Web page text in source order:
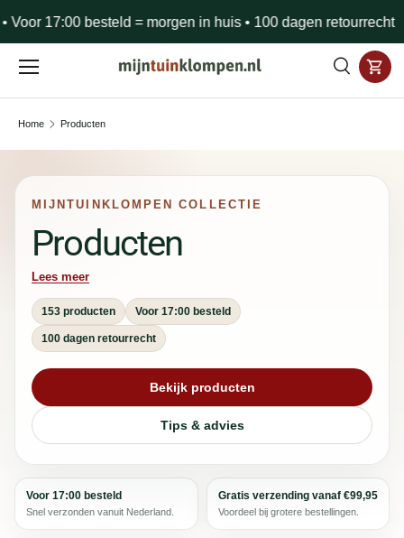
17:00 besteld = morgen in huis • 100 dagen retourrecht •
Zoeken
Zoeken
Home Producten
MIJNTUINKLOMPEN COLLECTIE
Producten
Lees meer
153 producten Voor 17:00 besteld
100 dagen retourrecht
Bekijk producten
Tips & advies
Voor 17:00 besteld
Snel verzonden vanuit Nederland.
Gratis verzending vanaf €99,95
Voordeel bij grotere bestellingen.